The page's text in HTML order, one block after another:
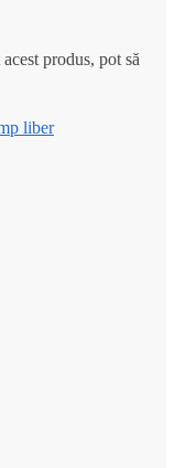
produs, pot să
liber